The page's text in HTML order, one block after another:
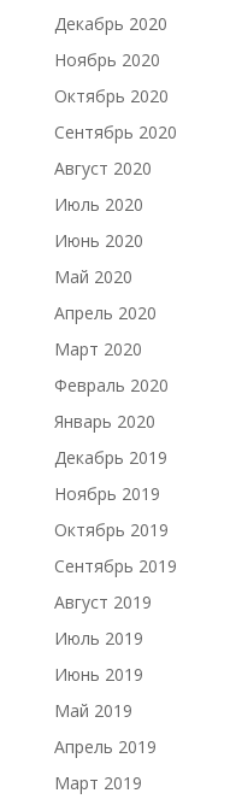
Декабрь 2020
Ноябрь 2020
Октябрь 2020
Сентябрь 2020
Август 2020
Июль 2020
Июнь 2020
Май 2020
Апрель 2020
Март 2020
Февраль 2020
Январь 2020
Декабрь 2019
Ноябрь 2019
Октябрь 2019
Сентябрь 2019
Август 2019
Июль 2019
Июнь 2019
Май 2019
Апрель 2019
Март 2019